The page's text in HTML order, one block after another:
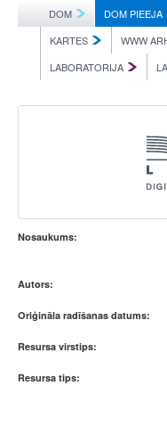
DOM DOM PIEEJA
KARTES
WWW
LABORATORIJA
Nosaukums:
Autors:
Oriģināla radīšanas datums:
Resursa virstips:
Resursa tips: